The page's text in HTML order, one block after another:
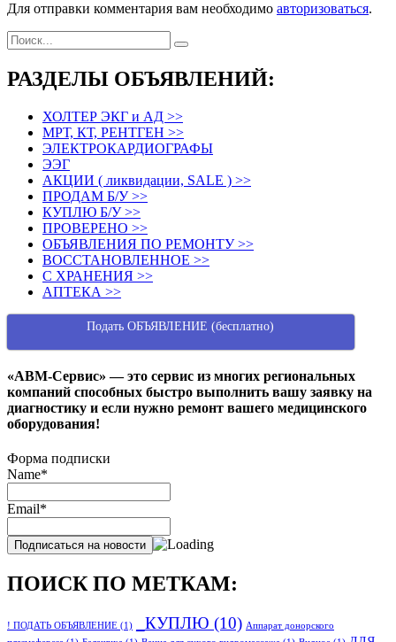
Для отправки комментария вам необходимо авторизоваться.
РАЗДЕЛЫ ОБЪЯВЛЕНИЙ:
ХОЛТЕР ЭКГ и АД >>
МРТ, КТ, РЕНТГЕН >>
ЭЛЕКТРОКАРДИОГРАФЫ
ЭЭГ
АКЦИИ ( ликвидации, SALE ) >>
ПРОДАМ Б/У >>
КУПЛЮ Б/У >>
ПРОВЕРЕНО >>
ОБЪЯВЛЕНИЯ ПО РЕМОНТУ >>
ВОССТАНОВЛЕННОЕ >>
С ХРАНЕНИЯ >>
АПТЕКА >>
Подать ОБЪЯВЛЕНИЕ (бесплатно)
«АВМ-Сервис» — это сервис из многих региональных
компаний способных быстро выполнить вашу заявку на
диагностику и если нужно ремонт вашего медицинского
оборудования!
Форма подписки
Name*
Email*
ПОИСК ПО МЕТКАМ:
! ПОДАТЬ ОБЪЯВЛЕНИЕ (1) _КУПЛЮ (10) Аппарат донорского